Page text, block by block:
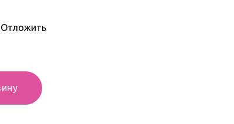
Отложить